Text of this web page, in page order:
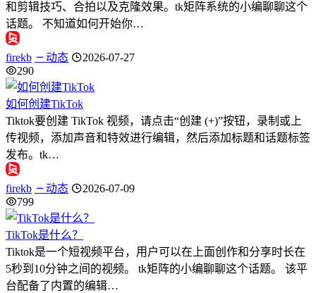
和剪辑技巧、合拍以及克隆效果。tk矩阵系统的小编聊聊这个
话题。 不知道如何开始你…
firekb 动态
2026-07-27
290
如何创建TikTok
Tiktok要创建 TikTok 视频，请点击“创建 (+)”按钮，录制或上
传视频，添加声音和特效进行编辑，然后添加标题和话题标签
发布。tk…
firekb 动态
2026-07-09
799
TikTok是什么？
Tiktok是一个短视频平台，用户可以在上面创作和分享时长在
5秒到10分钟之间的视频。 tk矩阵的小编聊聊这个话题。 该平
台配备了内置的编辑…